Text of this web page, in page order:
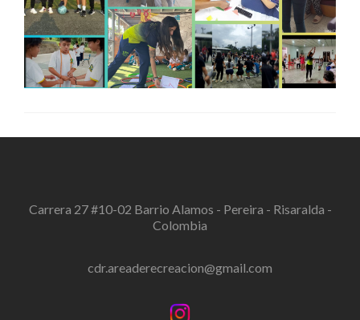
Carrera 27 #10-02 Barrio Alamos - Pereira - Risaralda -
Colombia
cdr.areaderecreacion@gmail.com